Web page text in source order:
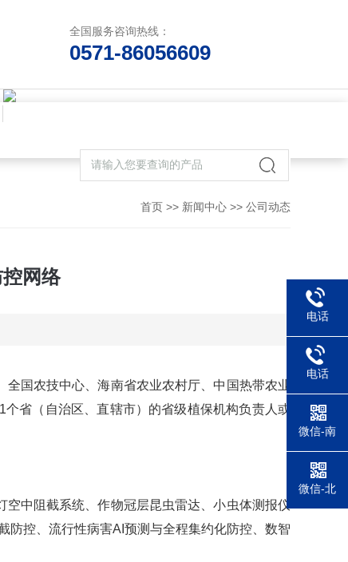
全国服务咨询热线：
0571-86056609
首页 >> 新闻中心 >> 公司动态
网络
国农技中心、海南省农业农村厅、中国热带农业
省（自治区、直辖市）的省级植保机构负责人或
中阻截系统、作物冠层昆虫雷达、小虫体测报仪
防控、流行性病害AI预测与全程集约化防控、数智
电话
电话
微信-南
微信-北